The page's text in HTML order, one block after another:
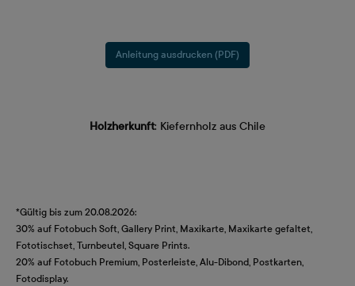
Anleitung ausdrucken (PDF)
Holzherkunft: Kiefernholz aus Chile
*Gültig bis zum 20.08.2026:
30% auf Fotobuch Soft, Gallery Print, Maxikarte, Maxikarte gefaltet,
Fototischset, Turnbeutel, Square Prints.
20% auf Fotobuch Premium, Posterleiste, Alu-Dibond, Postkarten,
Fotodisplay.